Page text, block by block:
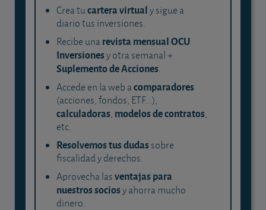
Crea tucartera virtualy sigue a
diario tus inversiones.
Recibe unarevista mensual OCU
Inversionesy otra semanal +
Suplemento de Acciones.
Accede en la web acomparadores
(acciones, fondos, ETF...),
calculadoras, modelos de contratos,
etc.
Resolvemos tus dudassobre
fiscalidad y derechos.
Aprovecha lasventajas para
nuestros sociosy ahorra mucho
dinero.